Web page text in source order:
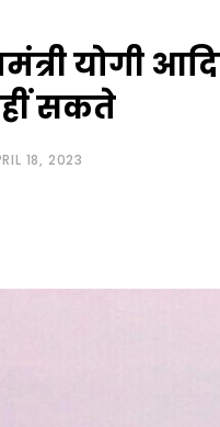
योगी
सकते
18, 2023